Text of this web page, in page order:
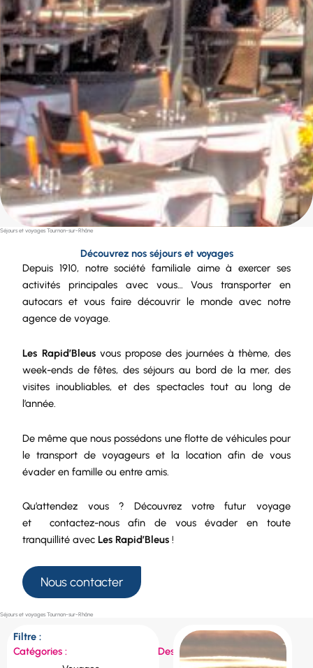
Séjours et voyages Tournon-sur-Rhône
Découvrez nos séjours et voyages
Depuis 1910, notresociété familiale aime à exercer ses
activités principales avec vous… Vous transporter en
autocars et vous faire découvrir le monde avec notre
agence de voyage.
Les Rapid’Bleusvous propose des journées à thème, des
week-ends de fêtes, des séjours au bord de la mer, des
visites inoubliables, et des spectacles tout au long de
l’année.
De même que nous possédons une flotte de véhiculespour
letransport de voyageurs et la locationafin de vous
évader en famille ou entre amis.
Qu’attendez vous ? Découvrez votre futur voyage
et contactez-nousafin de vous évader en toute
tranquillité avecLes Rapid’Bleus !
Nous contacter
Séjours et voyages Tournon-sur-Rhône
Filtre :
Catégories :
Destinations :